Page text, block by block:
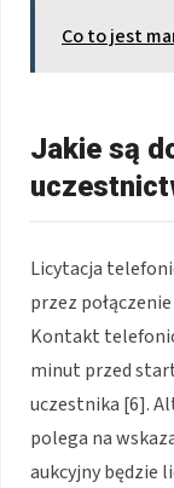
Co to jest
Jakie są
Licytacja
przez
Kontakt
minut przed
uczestnika [6].
polega na
aukcyjny będzie